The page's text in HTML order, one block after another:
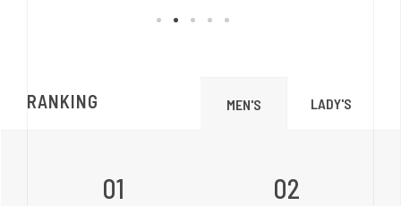
RANKING MEN'S LADY'S
01 02